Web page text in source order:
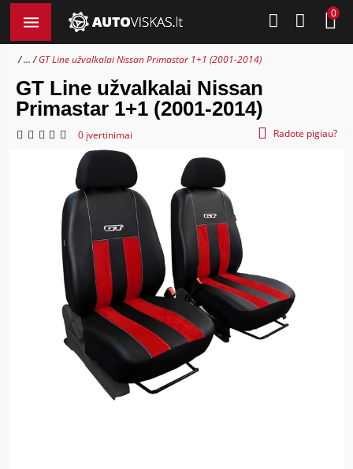
0
... GT Line užvalkalai Nissan Primastar 1+1 (2001-2014)
GT Line užvalkalai Nissan
Primastar 1+1 (2001-2014)
0 įvertinimai Radote pigiau?